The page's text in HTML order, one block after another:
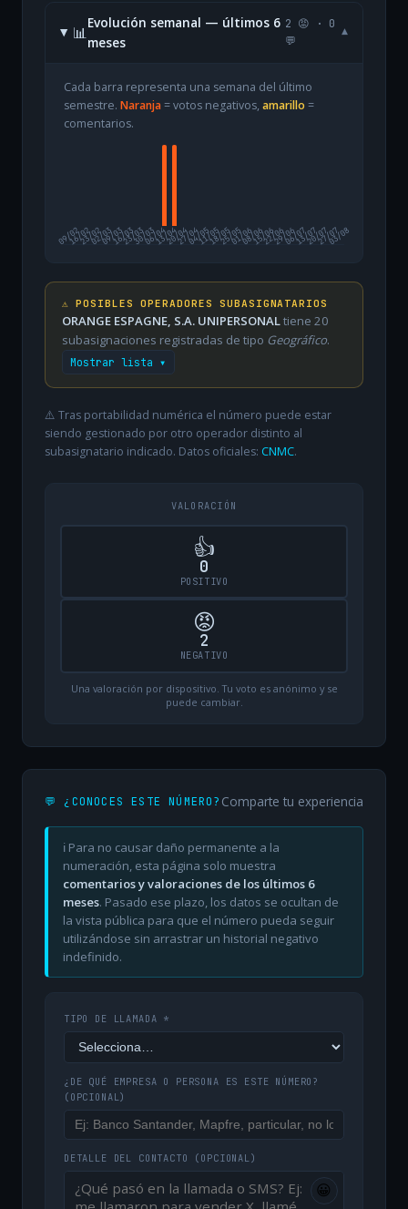
📊
Evolución semanal — últimos 6
meses
2 😡 · 0
💬
▾
Cada barra representa una semana del último
semestre. Naranja= votos negativos, amarillo =
comentarios.
09/02
16/0223/0202/0309/0316/0323/0330/0306/0413/0420/0427/0404/0511/0518/0525/0501/0608/0615/0622/0629/0606/0713/0720/0727/07
03/08
⚠️ POSIBLES OPERADORES SUBASIGNATARIOS
ORANGE ESPAGNE, S.A. UNIPERSONALtiene 20
subasignaciones registradas de tipo Geográfico.
Mostrar lista ▾
⚠️ Tras portabilidad numérica el número puede estar
siendo gestionado por otro operador distinto al
subasignatario indicado. Datos oficiales: CNMC.
VALORACIÓN
👍
0
POSITIVO
😡
2
NEGATIVO
Una valoración por dispositivo. Tu voto es anónimo y se
puede cambiar.
💬 ¿CONOCES ESTE NÚMERO? Comparte tu experiencia
ℹ️ Para no causar daño permanente a la
numeración, esta página solo muestra
comentarios y valoraciones de los últimos 6
meses. Pasado ese plazo, los datos se ocultan de
la vista pública para que el número pueda seguir
utilizándose sin arrastrar un historial negativo
indefinido.
TIPO DE LLAMADA *
¿DE QUÉ EMPRESA O PERSONA ES ESTE NÚMERO?
(OPCIONAL)
DETALLE DEL CONTACTO (OPCIONAL)
😀